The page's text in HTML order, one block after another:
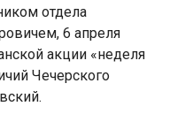
отдела
6 апреля
акции «неделя
Чечерского